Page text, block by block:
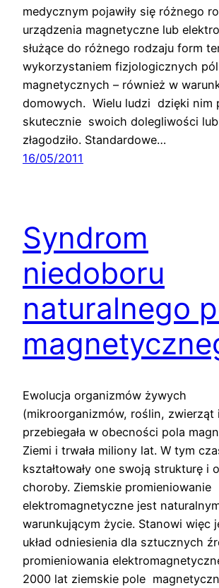
medycznym pojawiły się różnego
urządzenia magnetyczne lub
służące do różnego rodzaju form
wykorzystaniem fizjologicznych pól
magnetycznych – również w
domowych. Wielu ludzi dzięki nim
skutecznie swoich dolegliwości
złagodziło. Standardowe…
16/05/2011
Syndrom
niedoboru
naturalnego
Ewolucja organizmów żywych
(mikroorganizmów, roślin, zwierząt
przebiegała w obecności pola
Ziemi i trwała miliony lat. W tym
kształtowały one swoją strukturę i
choroby. Ziemskie promieniowanie
elektromagnetyczne jest
warunkującym życie. Stanowi więc
układ odniesienia dla sztucznych
promieniowania
2000 lat ziemskie pole